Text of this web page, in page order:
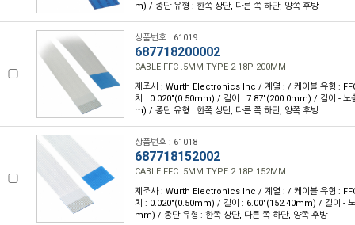
m) / 종단 유형 : 한쪽 상단, 다른 쪽 하단, 양쪽 후방
상품번호 : 61019
687718200002
CABLE FFC .5MM TYPE 2 18P 200MM
제조사 : Wurth Electronics Inc / 계열 : / 케이블 유형 :
치 : 0.020"(0.50mm) / 길이 : 7.87"(200.0mm) / 길이 - 노
m) / 종단 유형 : 한쪽 상단, 다른 쪽 하단, 양쪽 후방
상품번호 : 61018
687718152002
CABLE FFC .5MM TYPE 2 18P 152MM
제조사 : Wurth Electronics Inc / 계열 : / 케이블 유형 :
치 : 0.020"(0.50mm) / 길이 : 6.00"(152.40mm) / 길이 -
mm) / 종단 유형 : 한쪽 상단, 다른 쪽 하단, 양쪽 후방